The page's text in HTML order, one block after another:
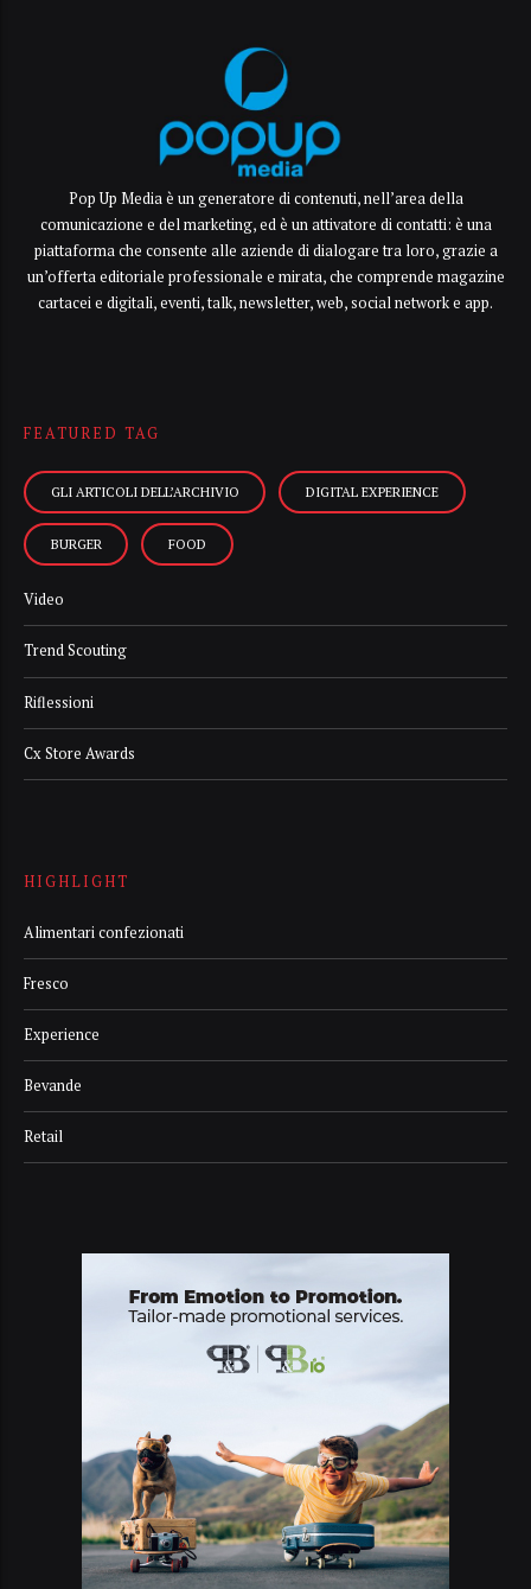
Pop Up Media è un generatore di contenuti, nell’area della
comunicazione e del marketing, ed è un attivatore di contatti: è una
piattaforma che consente alle aziende di dialogare tra loro, grazie a
un’offerta editoriale professionale e mirata, che comprende magazine
cartacei e digitali, eventi, talk, newsletter, web, social network e app.
FEATURED TAG
GLI ARTICOLI DELL’ARCHIVIO DIGITAL EXPERIENCE
BURGER FOOD
Video
Trend Scouting
Riflessioni
Cx Store Awards
HIGHLIGHT
Alimentari confezionati
Fresco
Experience
Bevande
Retail